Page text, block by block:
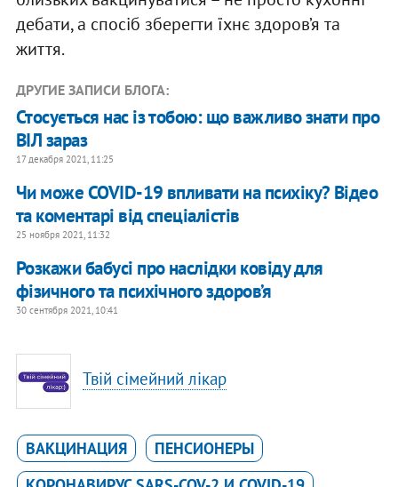
дебати, а спосіб зберегти їхнє здоров’я та
життя.
ДРУГИЕ ЗАПИСИ БЛОГА:
Стосується нас із тобою: що важливо знати про
ВІЛ зараз
17 декабря 2021, 11:25
Чи може COVID-19 впливати на психіку? Відео
та коментарі від спеціалістів
25 ноября 2021, 11:32
Розкажи бабусі про наслідки ковіду для
фізичного та психічного здоров’я
30 сентября 2021, 10:41
Твій сімейний лікар
ВАКЦИНАЦИЯ
ПЕНСИОНЕРЫ